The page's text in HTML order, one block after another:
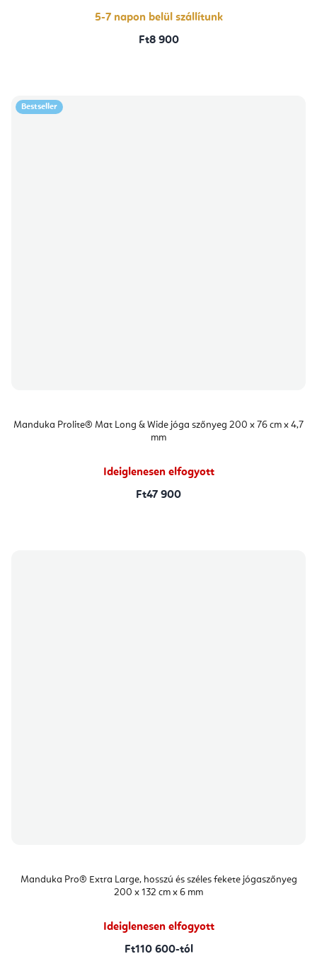
csillag.
5-7 napon belül szállítunk
Ft8 900
Bestseller
Manduka Prolite® Mat Long & Wide jóga szőnyeg 200 x 76 cm x 4,7
mm
Ideiglenesen elfogyott
Ft47 900
Manduka Pro® Extra Large, hosszú és széles fekete jógaszőnyeg
200 x 132 cm x 6 mm
Ideiglenesen elfogyott
Ft110 600-tól